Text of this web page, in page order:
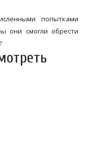
попытками
они смогли обрести